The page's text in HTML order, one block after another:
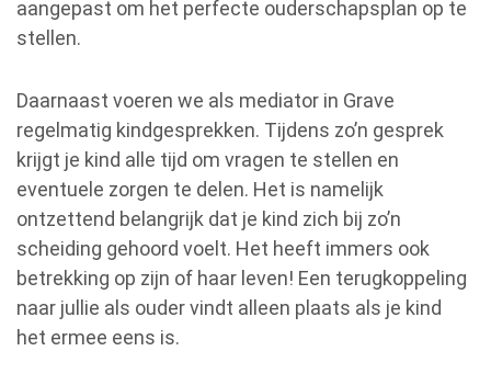
aangepast om het perfecte ouderschapsplan op te
stellen.
Daarnaast voeren we als mediator in Grave
regelmatig kindgesprekken. Tijdens zo’n gesprek
krijgt je kind alle tijd om vragen te stellen en
eventuele zorgen te delen. Het is namelijk
ontzettend belangrijk dat je kind zich bij zo’n
scheiding gehoord voelt. Het heeft immers ook
betrekking op zijn of haar leven! Een terugkoppeling
naar jullie als ouder vindt alleen plaats als je kind
het ermee eens is.